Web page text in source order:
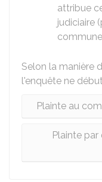
attribue
judiciaire
Selon la manière
l'enquête ne
Plainte au
Plainte par